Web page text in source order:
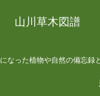
山川草木図譜
なった植物や自然の備忘録